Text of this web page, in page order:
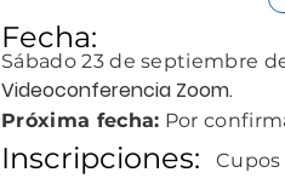
Fecha:
Sábado 23de septiembre
Videoconferencia Zoom.
Próxima fecha: Por
Inscripciones: